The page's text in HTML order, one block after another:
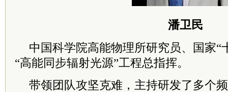
潘卫民
中国科学院高能物理所研究员、国家“
“高能同步辐射光源”工程总指挥。
带领团队攻坚克难，主持研发了多个